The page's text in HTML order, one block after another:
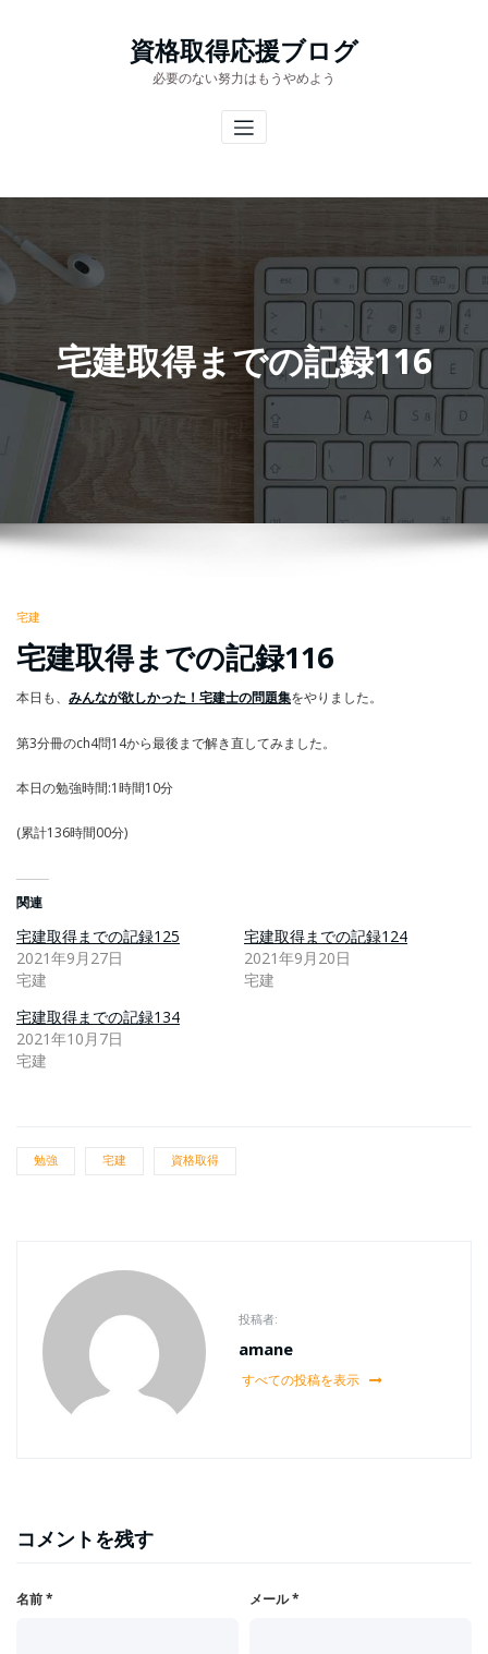
ッ
資格取得応援ブログ
必要のない努力はもうやめよう
宅建取得までの記録116
宅建
宅建取得までの記録116
本日も、 みんなが欲しかった！宅建士の問題集をやりました。
第3分冊のch4問14から最後まで解き直してみました。
本日の勉強時間:1時間10分
(累計136時間00分)
関連
宅建取得までの記録125
2021年9月27日
宅建
宅建取得までの記録124
2021年9月20日
宅建
宅建取得までの記録134
2021年10月7日
宅建
勉強 宅建 資格取得
投稿者:
amane
すべての投稿を表示
コメントを残す
名前* メール*